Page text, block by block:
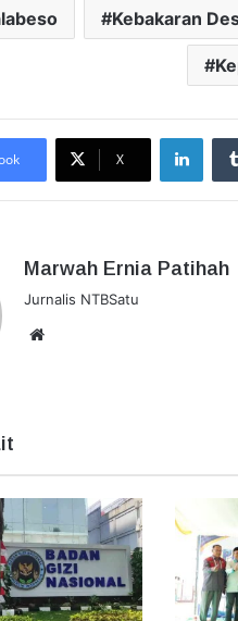
Kebakaran
X
Marwah Ernia Patihah
Jurnalis NTBSatu